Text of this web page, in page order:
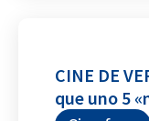
CINE DE
que uno 5